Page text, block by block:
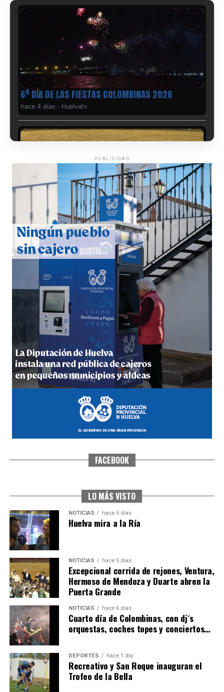
6º DÍA DE LAS FIESTAS COLOMBINAS 2026
hace 4 días · Huelvatv
QUINTA CORRIDA DE LAS FIESTAS COLOMBINAS
2026
hace 5 días Huelvatv
5º DÍA DE LAS FIESTAS COLOMBINAS 2026
hace 5 días ·Huelvatv
CUARTA CORRIDA DE LAS FIESTAS COLOMBINAS
4º DÍA DE LAS FIESTAS COLOMBINAS 2026
hace 6 días Huelvatv
PUBLICIDAD
FACEBOOK
LO MÁS VISTO
NOTICIAS hace 5 días
Huelva mira a la Ría
NOTICIAS hace 5 días
Excepcional corrida de rejones, Ventura,
Hermoso de Mendoza y Duarte abren la
Puerta Grande
NOTICIAS hace 6 días
Cuarto día de Colombinas, con dj´s
orquestas, coches topes y conciertos…
DEPORTES hace 1 día
Recreativo y San Roque inauguran el
Trofeo de la Bella